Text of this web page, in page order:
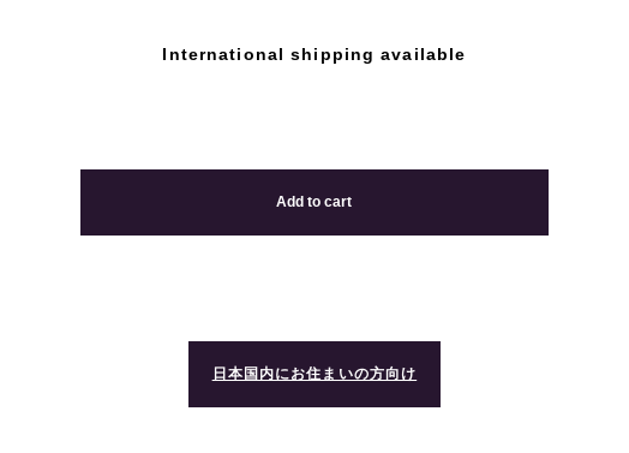
International shipping available
Add to cart
日本国内にお住まいの方向け